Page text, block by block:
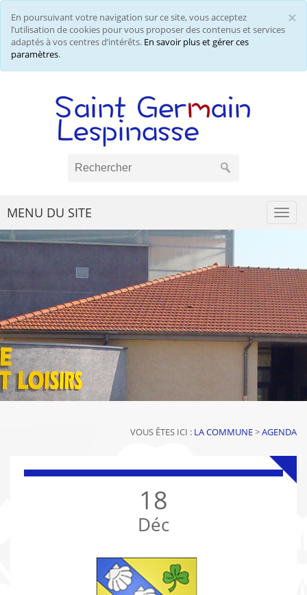
×
En poursuivant votre navigation sur ce site, vous acceptez
l’utilisation de cookies pour vous proposer des contenus et services
adaptés à vos centres d’intérêts. En savoir plus et gérer ces
paramètres.
MENU DU SITE
VOUS ÊTES ICI : LA COMMUNE>AGENDA
18
Déc